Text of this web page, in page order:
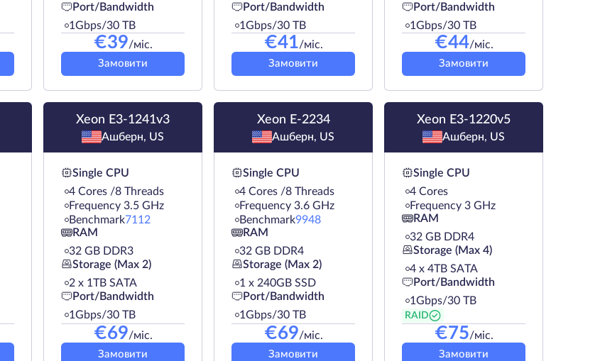
Port/Bandwidth
1Gbps/30 TB
€39/міс.
Замовити
Port/Bandwidth
1Gbps/30 TB
€41/міс.
Замовити
Port/Bandwidth
1Gbps/30 TB
€44/міс.
Замовити
Xeon E3-1241v3
Ашберн, US
Single CPU
4 Cores /8 Threads
Frequency 3.5 GHz
Benchmark7112
RAM
32 GB DDR3
Storage (Max 2)
2 х 1TB SATA
Port/Bandwidth
1Gbps/30 TB
€69/міс.
Замовити
Xeon E-2234
Ашберн, US
Single CPU
4 Cores /8 Threads
Frequency 3.6 GHz
Benchmark9948
RAM
32 GB DDR4
Storage (Max 2)
1 х 240GB SSD
Port/Bandwidth
1Gbps/30 TB
€69/міс.
Замовити
Xeon E3-1220v5
Ашберн, US
Single CPU
4 Cores
Frequency 3 GHz
RAM
32 GB DDR4
Storage (Max 4)
4 х 4TB SATA
Port/Bandwidth
1Gbps/30 TB
RAID
€75/міс.
Замовити